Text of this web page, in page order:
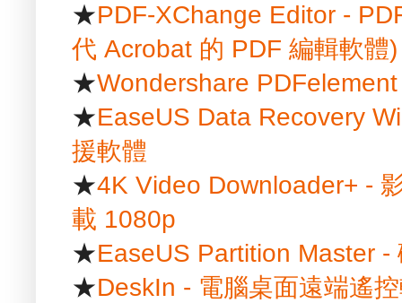
★PDF-XChange Editor -
代 Acrobat 的 PDF 編輯軟體)
★Wondershare
★EaseUS Data Recovery
援軟體
★4K Video Downloader+ -
載 1080p
★EaseUS Partition Master -
★DeskIn - 電腦桌面遠端遙